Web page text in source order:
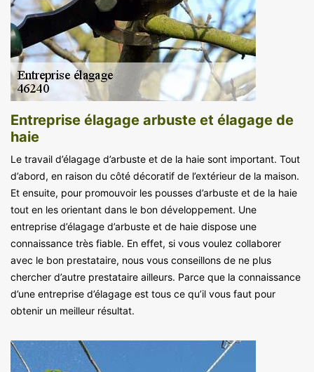
Entreprise élagage arbuste et élagage de
haie
Le travail d’élagage d’arbuste et de la haie sont important. Tout
d’abord, en raison du côté décoratif de l’extérieur de la maison.
Et ensuite, pour promouvoir les pousses d’arbuste et de la haie
tout en les orientant dans le bon développement. Une
entreprise d’élagage d’arbuste et de haie dispose une
connaissance très fiable. En effet, si vous voulez collaborer
avec le bon prestataire, nous vous conseillons de ne plus
chercher d’autre prestataire ailleurs. Parce que la connaissance
d’une entreprise d’élagage est tous ce qu’il vous faut pour
obtenir un meilleur résultat.